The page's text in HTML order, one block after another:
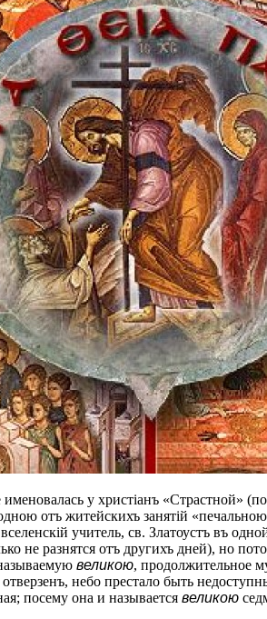
у христіанъ «Страстной»
отъ житейскихъ занятій
учитель, св. Златоустъ въ
не разнятся отъ другихъ дней), но
великою, продолжительное
небо престало быть
посему она и называется великою